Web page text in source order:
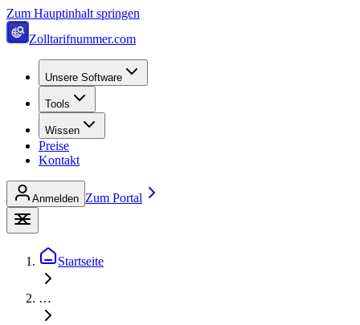
Zum Hauptinhalt springen
Zolltarifnummer.com
Unsere Software
Tools
Wissen
Preise
Kontakt
Anmelden Zum Portal
Startseite
…